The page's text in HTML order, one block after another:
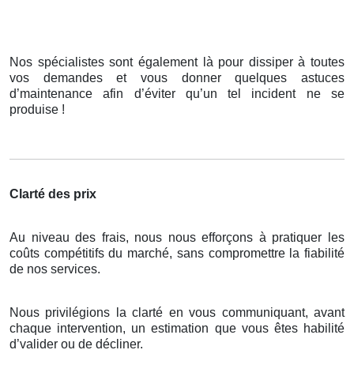
Nos spécialistes sont également là pour dissiper à toutes
vos demandes et vous donner quelques astuces
d’maintenance afin d’éviter qu’un tel incident ne se
produise !
Clarté des prix
Au niveau des frais, nous nous efforçons à pratiquer les
coûts compétitifs du marché, sans compromettre la fiabilité
de nos services.
Nous privilégions la clarté en vous communiquant, avant
chaque intervention, un estimation que vous êtes habilité
d’valider ou de décliner.